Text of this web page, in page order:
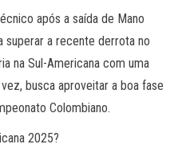
após a saída de Mano
superar a recente derrota no
na Sul-Americana com uma
busca aproveitar a boa fase
Colombiano.
2025?